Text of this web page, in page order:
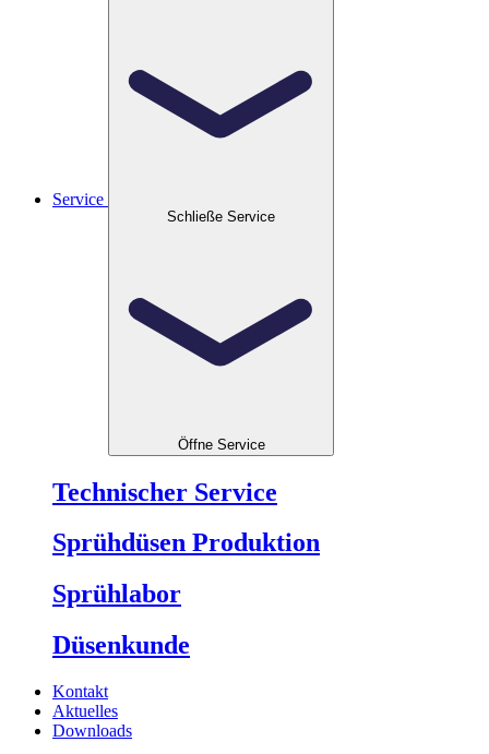
Service
Schließe Service
Öffne Service
Technischer Service
Sprühdüsen Produktion
Sprühlabor
Düsenkunde
Kontakt
Aktuelles
Downloads